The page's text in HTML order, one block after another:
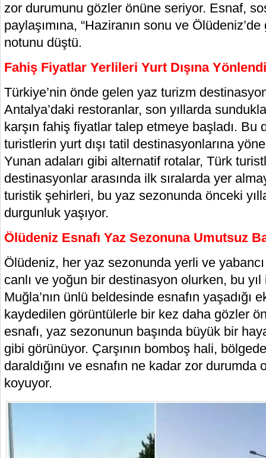
zor durumunu gözler önüne seriyor. Esnaf,
paylaşımına, “Haziranın sonu ve
notunu düştü.
Fahiş Fiyatlar Yerlileri Yurt Dışına
Türkiye’nin önde gelen yaz turizm
Antalya’daki restoranlar, son yıllarda
karşın fahiş fiyatlar talep etmeye başladı. Bu
turistlerin yurt dışı tatil destinasyonlarına
Yunan adaları gibi alternatif rotalar, Türk
destinasyonlar arasında ilk sıralarda yer
turistik şehirleri, bu yaz sezonunda önceki
durgunluk yaşıyor.
Ölüdeniz Esnafı Yaz Sezonuna Umutsuz
Ölüdeniz, her yaz sezonunda yerli ve
canlı ve yoğun bir destinasyon olurken, bu
Muğla’nın ünlü beldesinde esnafın yaşadığı
kaydedilen görüntülerle bir kez daha gözler
esnafı, yaz sezonunun başında büyük bir
gibi görünüyor. Çarşının bomboş hali,
daraldığını ve esnafın ne kadar zor durumda
koyuyor.